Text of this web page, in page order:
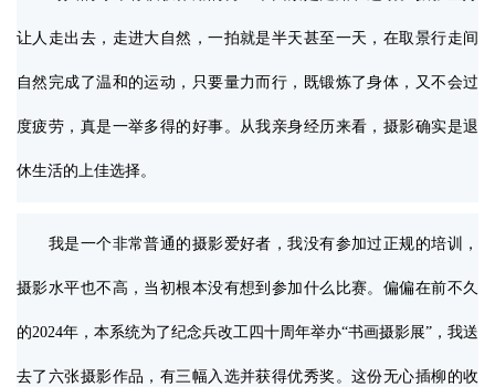
让人走出去，走进大自然，一拍就是半天甚至一天，在取景行走间
自然完成了温和的运动，只要量力而行，既锻炼了身体，又不会过
度疲劳，真是一举多得的好事。从我亲身经历来看，摄影确实是退
休生活的上佳选择。
我是一个非常普通的摄影爱好者，我没有参加过正规的培训，
摄影水平也不高，当初根本没有想到参加什么比赛。偏偏在前不久
的2024年，本系统为了纪念兵改工四十周年举办“书画摄影展”，我送
去了六张摄影作品，有三幅入选并获得优秀奖。这份无心插柳的收